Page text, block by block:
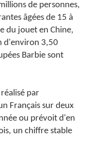
de personnes,
âgées de 15 à
du jouet en Chine,
d'environ 3,50
Barbie sont
par
Français sur deux
ou prévoit d'en
un chiffre stable